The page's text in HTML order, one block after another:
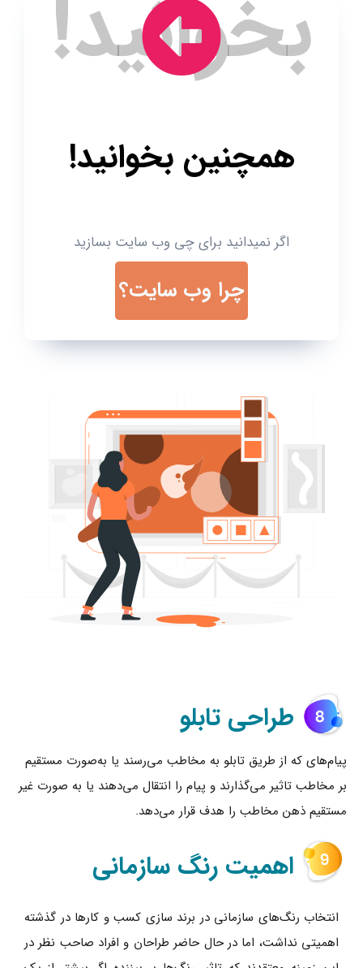
همچنین بخوانید!
اگر نمیدانید برای چی وب سایت بسازید
چرا وب سایت؟
طراحی تابلو
پیام‌های که از طریق تابلو به مخاطب می‌رسند یا به‌صورت مستقیم
بر مخاطب تاثیر می‌گذارند و پیام را انتقال می‌دهند یا به صورت غیر
مستقیم ذهن مخاطب را هدف قرار می‌دهد.
اهمیت رنگ سازمانی
انتخاب رنگ‌های سازمانی در برند سازی کسب و کارها در گذشته
اهمیتی نداشت، اما در حال حاضر طراحان و افراد صاحب نظر در